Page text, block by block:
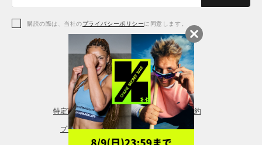
アクセサリー
レギンス＆タイツ
シューズ
購読の際は、当社のプライバシーポリシーに同意します。
特定商取引法に基づく通販の表記 会員規約
プライバシーポリシー